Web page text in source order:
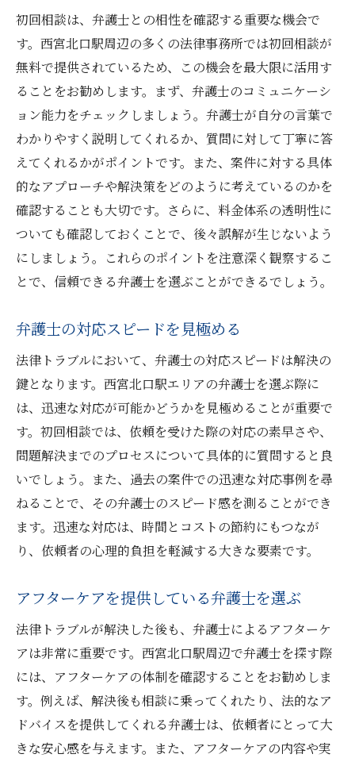
初回相談は、弁護士との相性を確認する重要な機会で
す。西宮北口駅周辺の多くの法律事務所では初回相談が
無料で提供されているため、この機会を最大限に活用す
ることをお勧めします。まず、弁護士のコミュニケーシ
ョン能力をチェックしましょう。弁護士が自分の言葉で
わかりやすく説明してくれるか、質問に対して丁寧に答
えてくれるかがポイントです。また、案件に対する具体
的なアプローチや解決策をどのように考えているのかを
確認することも大切です。さらに、料金体系の透明性に
ついても確認しておくことで、後々誤解が生じないよう
にしましょう。これらのポイントを注意深く観察するこ
とで、信頼できる弁護士を選ぶことができるでしょう。
弁護士の対応スピードを見極める
法律トラブルにおいて、弁護士の対応スピードは解決の
鍵となります。西宮北口駅エリアの弁護士を選ぶ際に
は、迅速な対応が可能かどうかを見極めることが重要で
す。初回相談では、依頼を受けた際の対応の素早さや、
問題解決までのプロセスについて具体的に質問すると良
いでしょう。また、過去の案件での迅速な対応事例を尋
ねることで、その弁護士のスピード感を測ることができ
ます。迅速な対応は、時間とコストの節約にもつなが
り、依頼者の心理的負担を軽減する大きな要素です。
アフターケアを提供している弁護士を選ぶ
法律トラブルが解決した後も、弁護士によるアフターケ
アは非常に重要です。西宮北口駅周辺で弁護士を探す際
には、アフターケアの体制を確認することをお勧めしま
す。例えば、解決後も相談に乗ってくれたり、法的なア
ドバイスを提供してくれる弁護士は、依頼者にとって大
きな安心感を与えます。また、アフターケアの内容や実